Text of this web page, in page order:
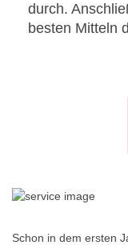
durch.
besten Mitteln
Schon in dem ersten